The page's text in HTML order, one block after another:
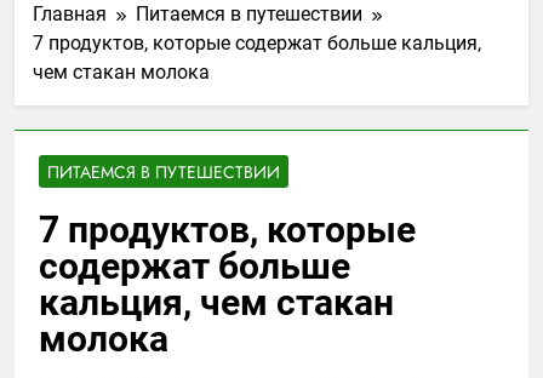
Главная
Питаемся в путешествии
7 продуктов, которые содержат больше кальция,
чем стакан молока
ПИТАЕМСЯ В ПУТЕШЕСТВИИ
7 продуктов, которые
содержат больше
кальция, чем стакан
молока